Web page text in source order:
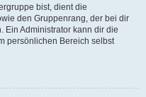
bist, dient die
den Gruppenrang, der bei dir
Ein Administrator kann dir die
persönlichen Bereich selbst